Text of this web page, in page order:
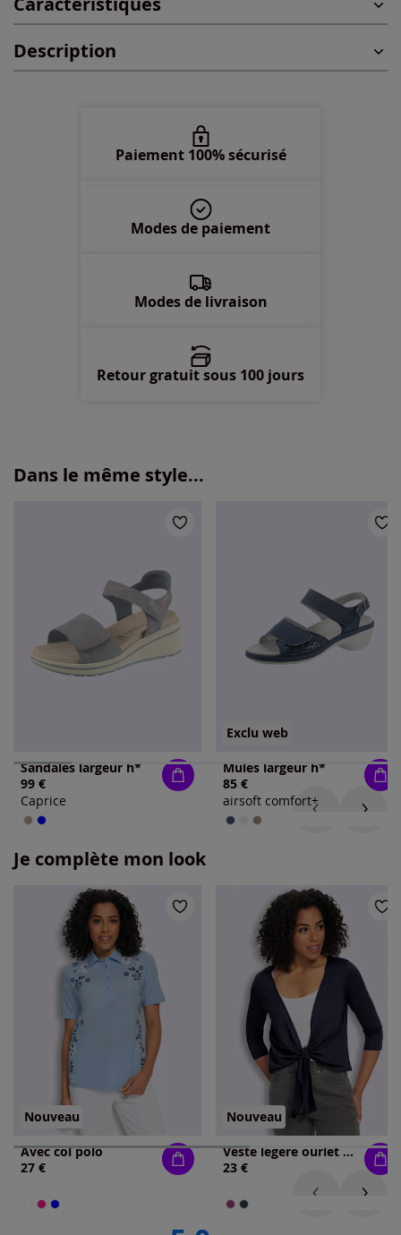
41 -Disponible dans 1 semaine
42 -Disponible dans 1 semaine
Description
Paiement 100% sécurisé
Modes de paiement
Modes de livraison
Retour gratuit sous 100 jours
Dans le même style...
Sandales largeur h*
99 €
Caprice
Exclu web
Mules largeur h*
85 €
airsoft comfort+
Je complète mon look
Nouveau
Avec col polo
27 €
Nouveau
Veste légère ourlet à nouer
23 €